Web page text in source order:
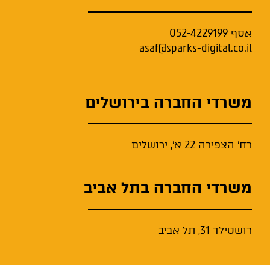
אסף 052-4229199
asaf@sparks-digital.co.il
משרדי החברה בירושלים
רח' הצפירה 22 א', ירושלים
משרדי החברה בתל אביב
רושטילד 31, תל אביב